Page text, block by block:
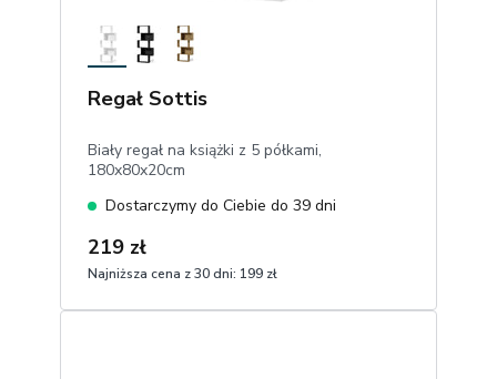
Regał Sottis
Biały regał na książki z 5 półkami,
180x80x20cm
Dostarczymy do Ciebie do 39 dni
219 zł
Najniższa cena z 30 dni: 199 zł
1